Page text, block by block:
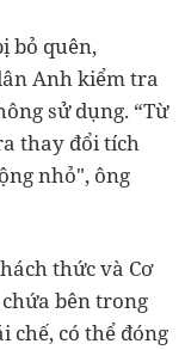
bỏ quên,
Anh kiểm tra
sử dụng. “Từ
thay đổi tích
nhỏ", ông
thức và Cơ
bên trong
chế, có thể đóng